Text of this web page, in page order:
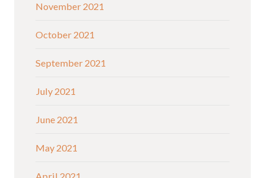
November 2021
October 2021
September 2021
July 2021
June 2021
May 2021